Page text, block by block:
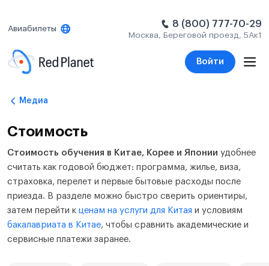
Авиабилеты 8 (800) 777-70-29
Москва, Береговой проезд, 5Ак1
Войти
Медиа
Стоимость
Стоимость обучения в Китае, Корее и Японии удобнее
считать как годовой бюджет: программа, жилье, виза,
страховка, перелет и первые бытовые расходы после
приезда. В разделе можно быстро сверить ориентиры,
затем перейти к ценам на услуги для Китая и условиям
бакалавриата в Китае, чтобы сравнить академические и
сервисные платежи заранее.